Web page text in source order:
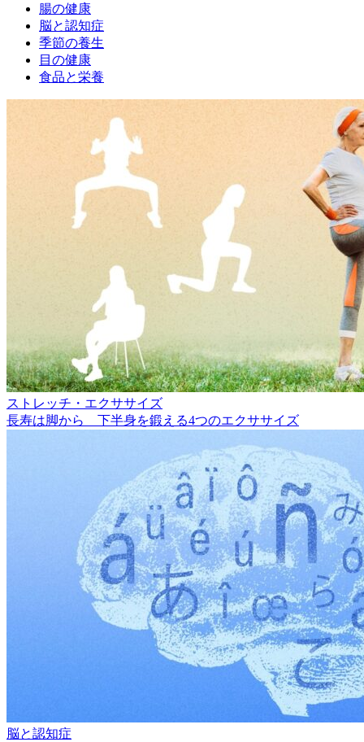
腸の健康
脳と認知症
季節の養生
目の健康
食品と栄養
ストレッチ・エクササイズ
長寿は脚から 下半身を鍛える4つのエクササイズ
脳と認知症